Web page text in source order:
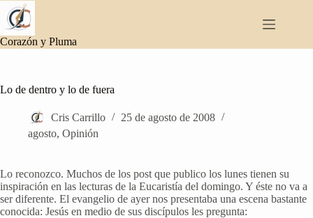
Saltar
contenido
Corazón y Pluma
Lo de dentro y lo de fuera
Cris Carrillo
25 de agosto de 2008
agosto, Opinión
Lo reconozco. Muchos de los post que publico los lunes tienen su
inspiración en las lecturas de la Eucaristía del domingo. Y éste no va a
ser diferente. El evangelio de ayer nos presentaba una escena bastante
conocida: Jesús en medio de sus discípulos les pregunta: